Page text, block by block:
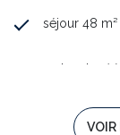
séjour 48 m²
2 chambre(s)
1 salle(s) d'eau
VOIR